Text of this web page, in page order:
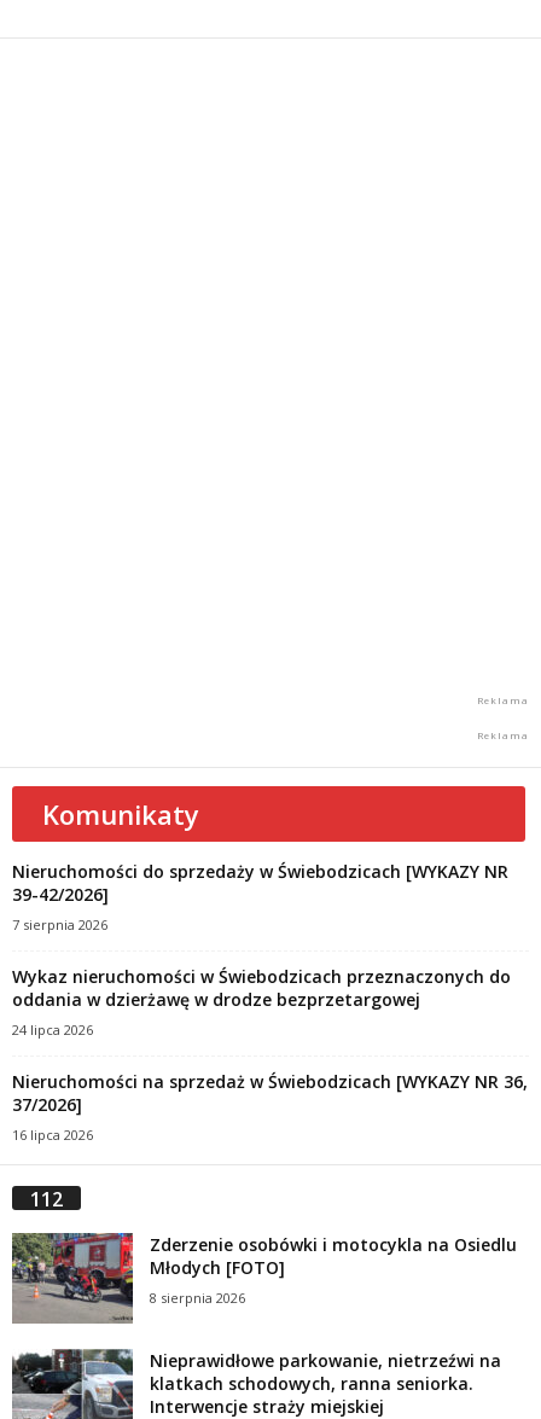
Komunikaty
Nieruchomości do sprzedaży w Świebodzicach [WYKAZY NR
39-42/2026]
7 sierpnia 2026
Wykaz nieruchomości w Świebodzicach przeznaczonych do
oddania w dzierżawę w drodze bezprzetargowej
24 lipca 2026
Nieruchomości na sprzedaż w Świebodzicach [WYKAZY NR 36,
37/2026]
16 lipca 2026
112
Zderzenie osobówki i motocykla na Osiedlu
Młodych [FOTO]
8 sierpnia 2026
Nieprawidłowe parkowanie, nietrzeźwi na
klatkach schodowych, ranna seniorka.
Interwencje straży miejskiej